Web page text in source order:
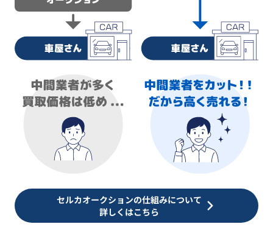
セルカオークションの仕組みについて
詳しくはこちら